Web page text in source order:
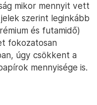
mikor mennyit vett
szerint leginkább
és futamidő)
fokozatosan
úgy csökkent a
mennyisége is.